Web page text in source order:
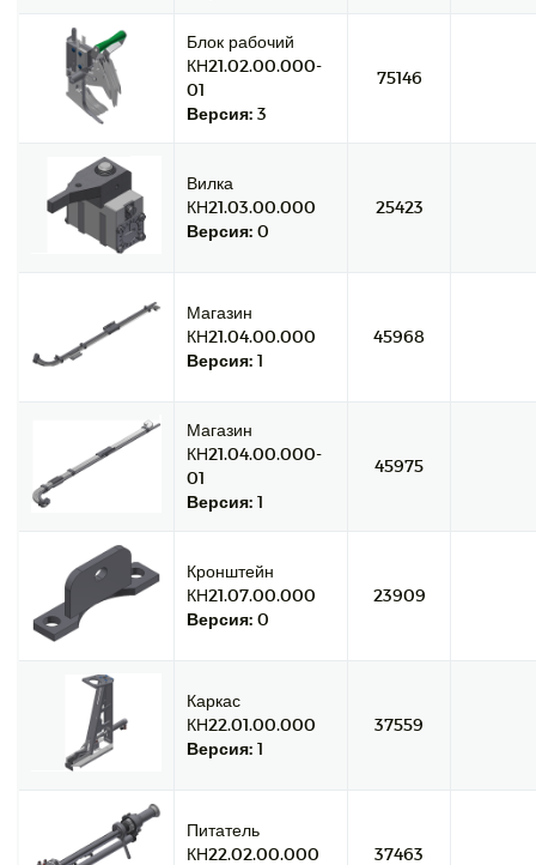
Блок рабочий
КН21.02.00.000-
01
Версия: 3
75146
Вилка
КН21.03.00.000
Версия: 0
25423
Магазин
КН21.04.00.000
Версия: 1
45968
Магазин
КН21.04.00.000-
01
Версия: 1
45975
Кронштейн
КН21.07.00.000
Версия: 0
23909
Каркас
КН22.01.00.000
Версия: 1
37559
Питатель
КН22.02.00.000
37463